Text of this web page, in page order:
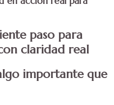
paso para
claridad real
importante que